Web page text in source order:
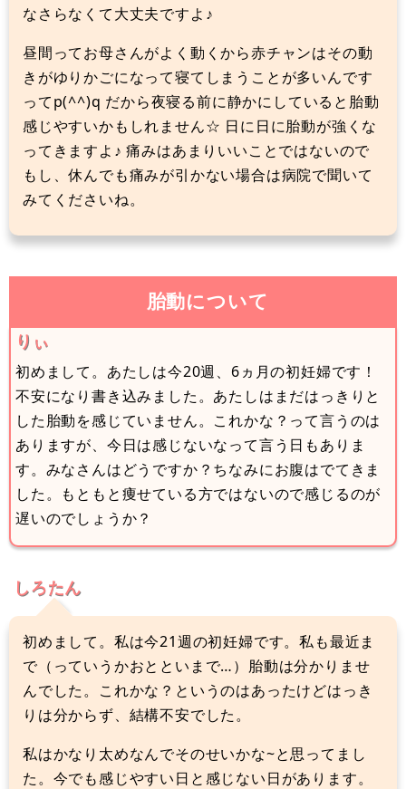
なさらなくて大丈夫ですよ♪
昼間ってお母さんがよく動くから赤チャンはその動
きがゆりかごになって寝てしまうことが多いんです
ってp(^^)q だから夜寝る前に静かにしていると胎動
感じやすいかもしれません☆ 日に日に胎動が強くな
ってきますよ♪ 痛みはあまりいいことではないので
もし、休んでも痛みが引かない場合は病院で聞いて
みてくださいね。
胎動について
りぃ
初めまして。あたしは今20週、6ヵ月の初妊婦です！
不安になり書き込みました。あたしはまだはっきりと
した胎動を感じていません。これかな？って言うのは
ありますが、今日は感じないなって言う日もありま
す。みなさんはどうですか？ちなみにお腹はでてきま
した。もともと痩せている方ではないので感じるのが
遅いのでしょうか？
しろたん
初めまして。私は今21週の初妊婦です。私も最近ま
で（っていうかおとといまで…）胎動は分かりませ
んでした。これかな？というのはあったけどはっき
りは分からず、結構不安でした。
私はかなり太めなんでそのせいかな~と思ってまし
た。今でも感じやすい日と感じない日があります。